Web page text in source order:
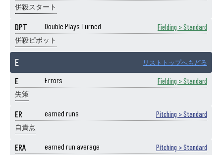
併殺スタート
DPT Double Plays Turned Fielding > Standard
併殺ピボット
E リストトップへもどる
E Errors Fielding > Standard
失策
ER earned runs Pitching > Standard
自責点
ERA earned run average Pitching > Standard